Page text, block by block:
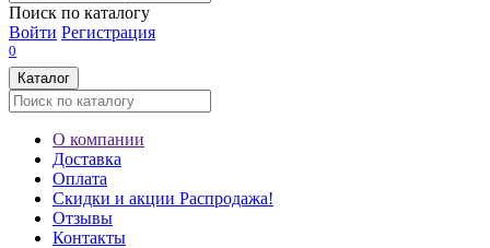
Поиск по каталогу
Войти Регистрация
0
Каталог
О компании
Доставка
Оплата
Скидки и акции Распродажа!
Отзывы
Контакты